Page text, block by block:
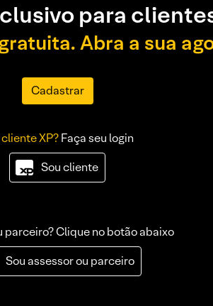
para
Abra a sua
Cadastrar
cliente XP?Faça seu login
Sou cliente
parceiro? Clique no botão abaixo
Sou assessor ou parceiro